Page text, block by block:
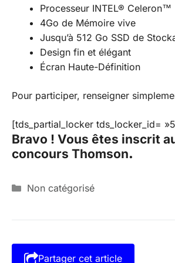
Processeur INTEL® Celeron™
4Go de Mémoire vive
Jusqu’à 512 Go SSD de
Design fin et élégant
Écran Haute-Définition
Pour participer, renseigner
[tds_partial_locker tds_locker_id=
Bravo ! Vous êtes inscrit
concours Thomson.
Catégories
Non catégorisé
Partager cet article